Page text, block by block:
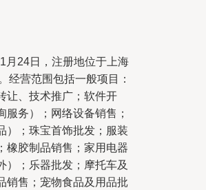
月24日，注册地位于上海
经营范围包括一般项目：
让、技术推广；软件开
务）；网络设备销售；
）；珠宝首饰批发；服装
橡胶制品销售；家用电器
）；乐器批发；摩托车及
销售；宠物食品及用品批